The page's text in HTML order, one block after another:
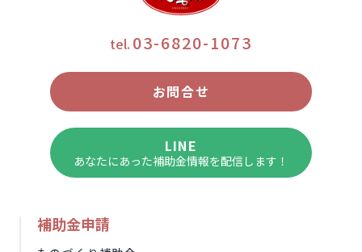
tel. 03-6820-1073
お問合せ
LINE
あなたにあった補助金情報を配信します！
補助金申請